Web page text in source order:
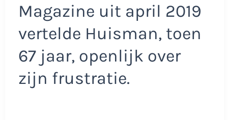
Magazine uit april 2019
vertelde Huisman, toen
67 jaar, openlijk over
zijn frustratie.